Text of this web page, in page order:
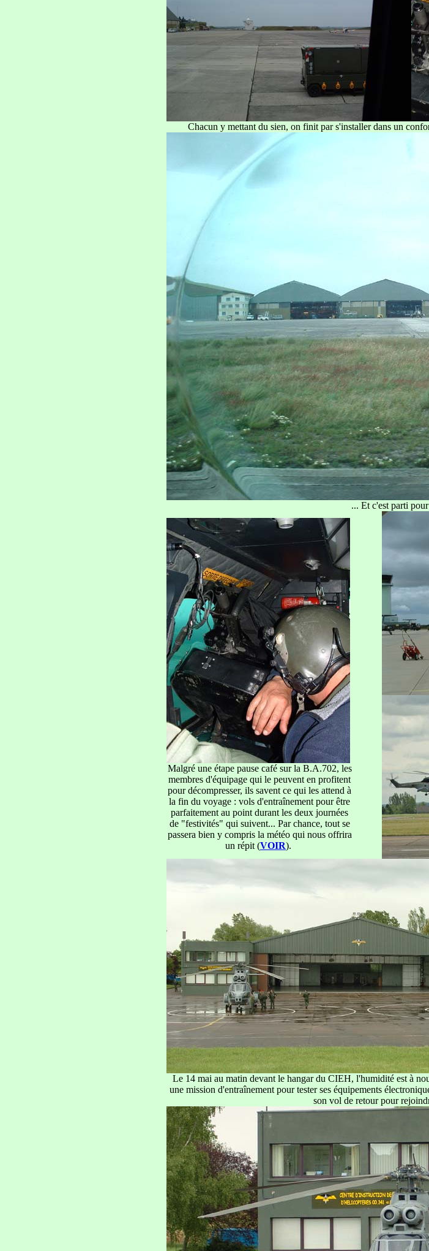
Chacun y mettant du sien, on finit par s'installer dans un
... Et c'est parti
Malgré une étape pause café sur la B.A.702, les
membres d'équipage qui le peuvent en profitent
pour décompresser, ils savent ce qui les attend à
la fin du voyage : vols d'entraînement pour être
parfaitement au point durant les deux journées
de "festivités" qui suivent... Par chance, tout se
passera bien y compris la météo qui nous offrira
un répit (VOIR).
Le 14 mai au matin devant le hangar du CIEH, l'humidité est à
une mission d'entraînement pour tester ses équipements
son vol de retour pour